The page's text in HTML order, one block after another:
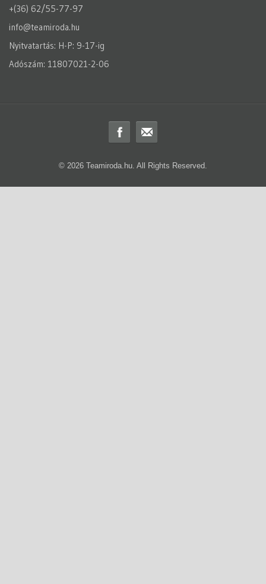
+(36) 62/55-77-97
info@teamiroda.hu
Nyitvatartás: H-P: 9-17-ig
Adószám: 11807021-2-06
© 2026 Teamiroda.hu. All Rights Reserved.